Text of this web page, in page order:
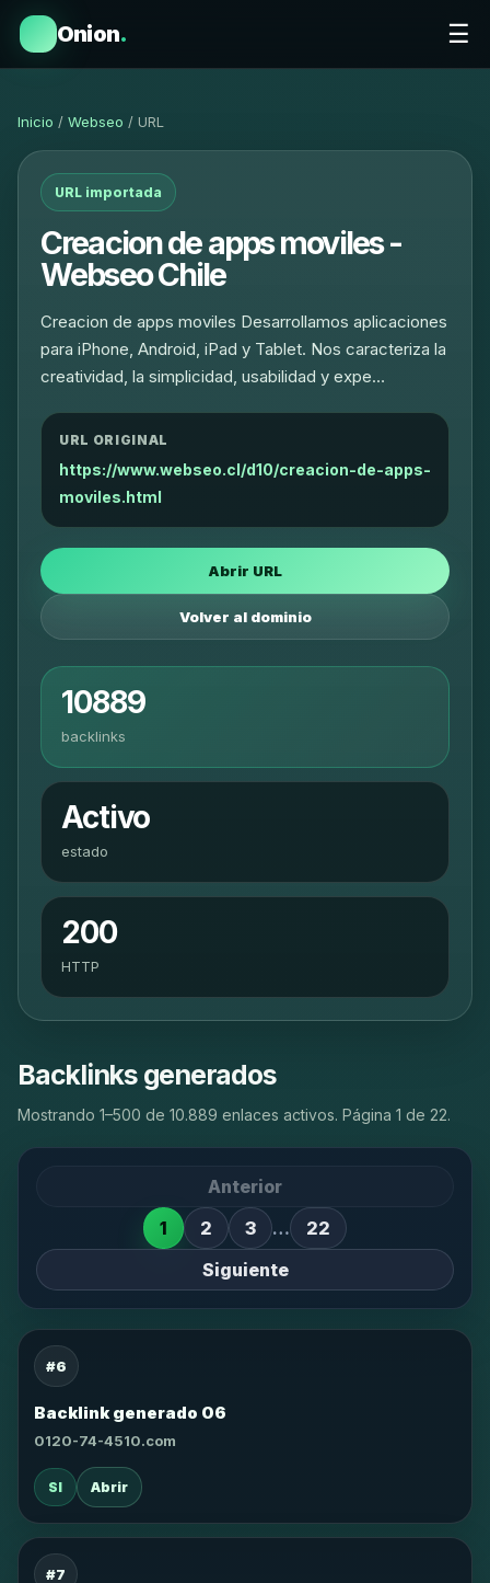
Onion. ☰
Inicio / Webseo / URL
URL importada
Creacion de apps moviles -
Webseo Chile
Creacion de apps moviles Desarrollamos aplicaciones
para iPhone, Android, iPad y Tablet. Nos caracteriza la
creatividad, la simplicidad, usabilidad y expe…
URL ORIGINAL
https://www.webseo.cl/d10/creacion-de-apps-
moviles.html
Abrir URL
Volver al dominio
10889
backlinks
Activo
estado
200
HTTP
Backlinks generados
Mostrando 1–500 de 10.889 enlaces activos. Página 1 de 22.
Anterior
1
2 3 …
22
Siguiente
#6
Backlink generado 06
0120-74-4510.com
SI Abrir
#7